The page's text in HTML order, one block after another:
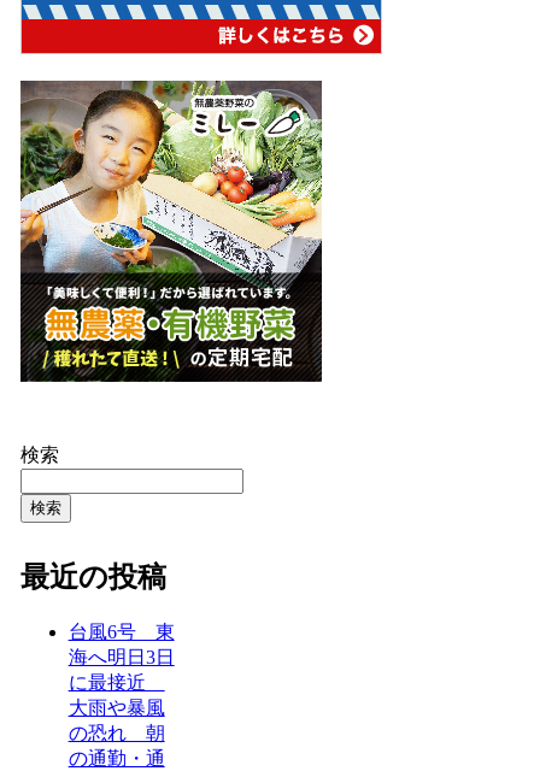
検索
検索
最近の投稿
台風6号 東
海へ明日3日
に最接近
大雨や暴風
の恐れ 朝
の通勤・通